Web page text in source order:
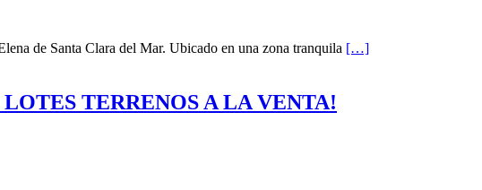
de Santa Clara del Mar. Ubicado en una zona tranquila […]
TERRENOS A LA VENTA!